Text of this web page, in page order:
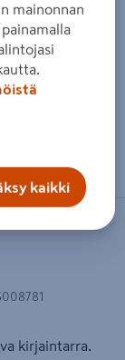
kirjaintarra.
mainonnan
kaikki